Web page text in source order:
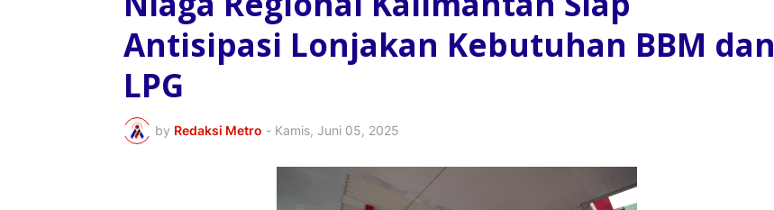
Antisipasi Lonjakan Kebutuhan BBM dan
LPG
by Redaksi Metro - Kamis, Juni 05, 2025